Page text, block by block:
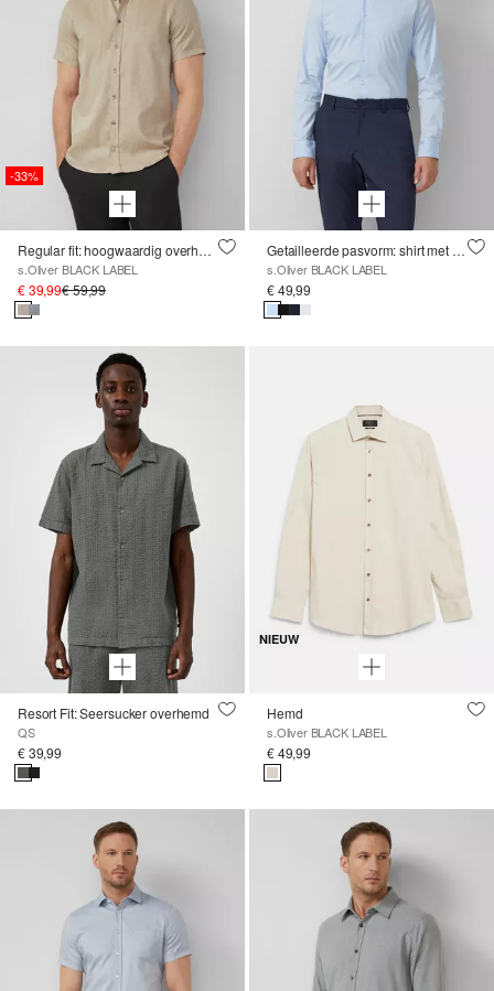
-33%
Regular fit: hoogwaardig overhemd met korte mouwen van een linnenmix
s.Oliver BLACK LABEL
€ 39,99€ 59,99
Getailleerde pasvorm: shirt met lange mouwen in comfortstretch
s.Oliver BLACK LABEL
€ 49,99
Resort Fit: Seersucker overhemd
QS
€ 39,99
NIEUW
Hemd
s.Oliver BLACK LABEL
€ 49,99